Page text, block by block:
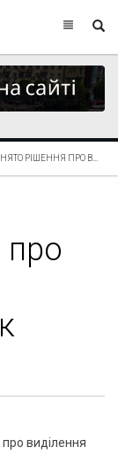
РІШЕННЯ ПРО В...
про
виділення